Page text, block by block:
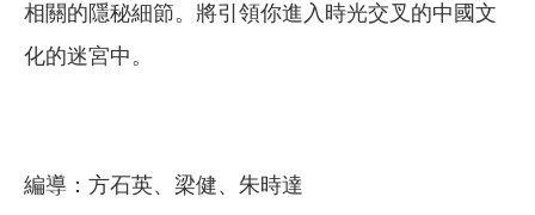
相關的隱秘細節。將引領你進入時光交叉的中國文
化的迷宮中。
編導：方石英、梁健、朱時達